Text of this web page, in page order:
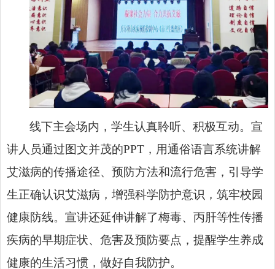
线下主会场内，学生认真聆听、积极互动。宣
讲人员通过图文并茂的PPT，用通俗语言系统讲解
艾滋病的传播途径、预防方法和流行危害，引导学
生正确认识艾滋病，增强科学防护意识，筑牢校园
健康防线。宣讲还延伸讲解了梅毒、丙肝等性传播
疾病的早期症状、危害及预防要点，提醒学生养成
健康的生活习惯，做好自我防护。